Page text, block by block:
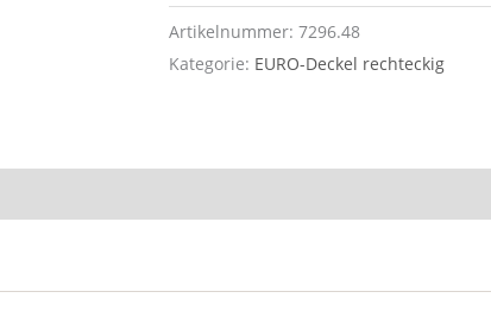
Artikelnummer:7296.48
Kategorie: EURO-Deckel rechteckig